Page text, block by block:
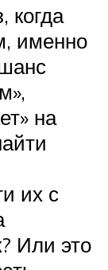
когда
именно
на
их с
Или это